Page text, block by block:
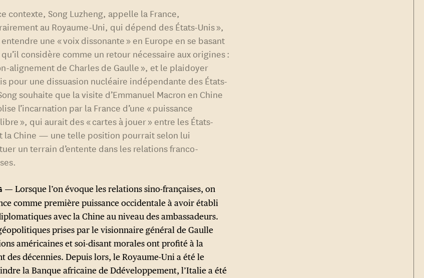
contexte, Song Luzheng, appelle la France,
au Royaume-Uni, qui dépend des États-Unis »,
une « voix dissonante » en Europe en se basant
considère comme un retour nécessaire aux origines :
alignement de Charles de Gaulle », et le plaidoyer
pour une dissuasion nucléaire indépendante des États-
souhaite que la visite d’Emmanuel Macron en Chine
l’incarnation par la France d’une « puissance
», qui aurait des « cartes à jouer » entre les États-
la Chine — une telle position pourrait selon lui
un terrain d’entente dans les relations franco-
Lorsque l’on évoque les relations sino-françaises, on
comme première puissance occidentale à avoir établi
avec la Chine au niveau des ambassadeurs.
prises par le visionnaire général de Gaulle
américaines et soi-disant morales ont profité à la
des décennies. Depuis lors, le Royaume-Uni a été le
la Banque africaine de Ddéveloppement, l’Italie a été